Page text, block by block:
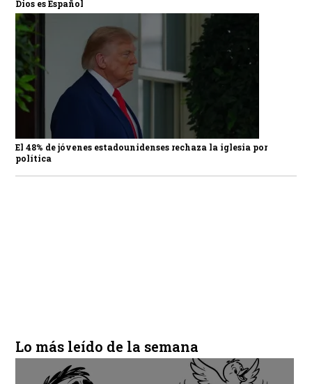
Dios es Español
El 48% de jóvenes estadounidenses rechaza la iglesia por
política
Lo más leído de la semana